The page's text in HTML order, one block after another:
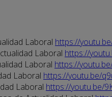
Laboral https://
Laboral https://
Laboral https://
Laboral https://youtu.be/
Laboral https://youtu.be/